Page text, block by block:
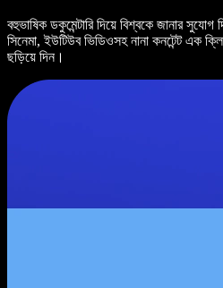
বহুভাষিক ডকুমেন্টারি দিয়ে বিশ্বকে জানার সুযোগ
সিনেমা, ইউটিউব ভিডিওসহ নানা কনটেন্ট এক
ছড়িয়ে দিন।